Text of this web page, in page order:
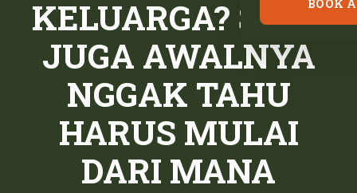
BOOK
KELUARGA? SAYA
JUGA AWALNYA
NGGAK TAHU
HARUS MULAI
DARI MANA